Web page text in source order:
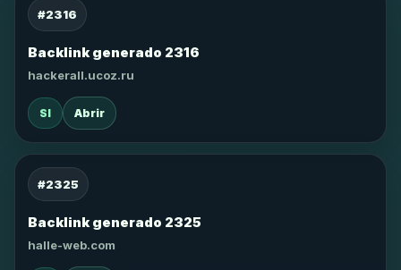
#2316
Backlink generado 2316
hackerall.ucoz.ru
SI Abrir
#2325
Backlink generado 2325
halle-web.com